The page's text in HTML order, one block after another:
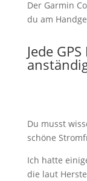
Der Garmin
du am
Jede
Du musst
schöne
Ich hatte
die laut